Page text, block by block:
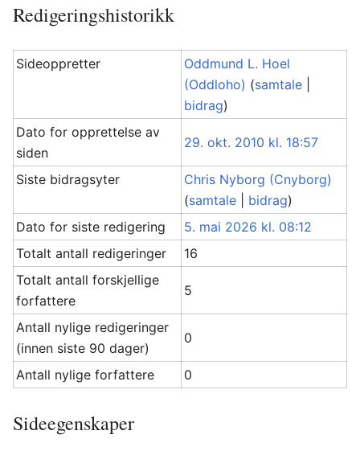
Redigeringshistorikk
Sideoppretter
Oddmund L. Hoel
(Oddloho) (samtale
bidrag)
Dato for opprettelse av
siden
29. okt. 2010 kl. 18:57
Siste bidragsyter
Chris Nyborg (Cnyborg)
(samtale bidrag)
Dato for siste redigering
5. mai 2026 kl. 08:12
Totalt antall redigeringer
16
Totalt antall forskjellige
forfattere
5
Antall nylige redigeringer
(innen siste 90 dager)
0
Antall nylige forfattere 0
Sideegenskaper